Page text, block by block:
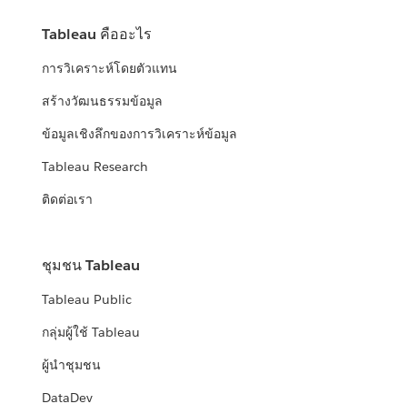
Tableau คืออะไร
การวิเคราะห์โดยตัวแทน
สร้างวัฒนธรรมข้อมูล
ข้อมูลเชิงลึกของการวิเคราะห์ข้อมูล
Tableau Research
ติดต่อเรา
ชุมชน Tableau
Tableau Public
กลุ่มผู้ใช้ Tableau
ผู้นำชุมชน
DataDev